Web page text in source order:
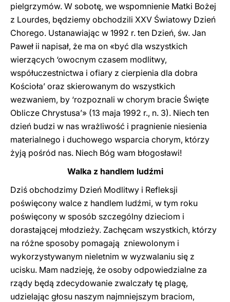
pielgrzymów. W sobotę, we wspomnienie Matki Bożej
z Lourdes, będziemy obchodzili XXV Światowy Dzień
Chorego. Ustanawiając w 1992 r. ten Dzień, św. Jan
Paweł ii napisał, że ma on «być dla wszystkich
wierzących ‘owocnym czasem modlitwy,
współuczestnictwa i ofiary z cierpienia dla dobra
Kościoła’ oraz skierowanym do wszystkich
wezwaniem, by ‘rozpoznali w chorym bracie Święte
Oblicze Chrystusa’» (13 maja 1992 r., n. 3). Niech ten
dzień budzi w nas wrażliwość i pragnienie niesienia
materialnego i duchowego wsparcia chorym, którzy
żyją pośród nas. Niech Bóg wam błogosławi!
Walka z handlem ludźmi
Dziś obchodzimy Dzień Modlitwy i Refleksji
poświęcony walce z handlem ludźmi, w tym roku
poświęcony w sposób szczególny dzieciom i
dorastającej młodzieży. Zachęcam wszystkich, którzy
na różne sposoby pomagają zniewolonym i
wykorzystywanym nieletnim w wyzwalaniu się z
ucisku. Mam nadzieję, że osoby odpowiedzialne za
rządy będą zdecydowanie zwalczały tę plagę,
udzielając głosu naszym najmniejszym braciom,